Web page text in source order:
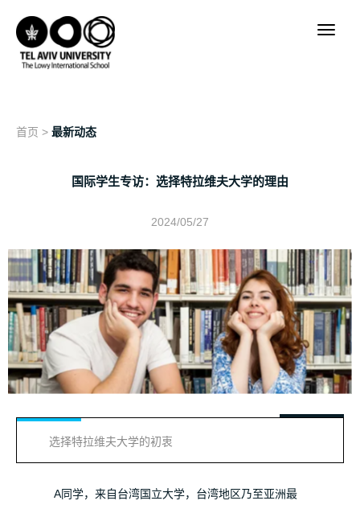
首页 > 最新动态
国际学生专访：选择特拉维夫大学的理由
2024/05/27
选择特拉维夫大学的初衷
A同学，来自台湾国立大学，台湾地区乃至亚洲最